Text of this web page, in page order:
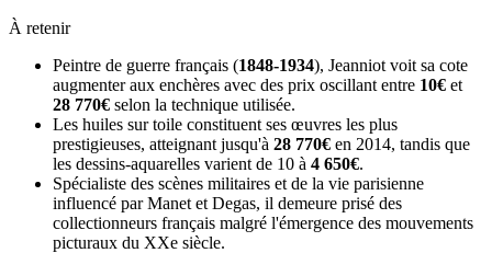
À retenir
Peintre de guerre français (1848-1934), Jeanniot voit sa cote
augmenter aux enchères avec des prix oscillant entre 10€ et
28 770€ selon la technique utilisée.
Les huiles sur toile constituent ses œuvres les plus
prestigieuses, atteignant jusqu'à 28 770€ en 2014, tandis que
les dessins-aquarelles varient de 10 à 4 650€.
Spécialiste des scènes militaires et de la vie parisienne
influencé par Manet et Degas, il demeure prisé des
collectionneurs français malgré l'émergence des mouvements
picturaux du XXe siècle.